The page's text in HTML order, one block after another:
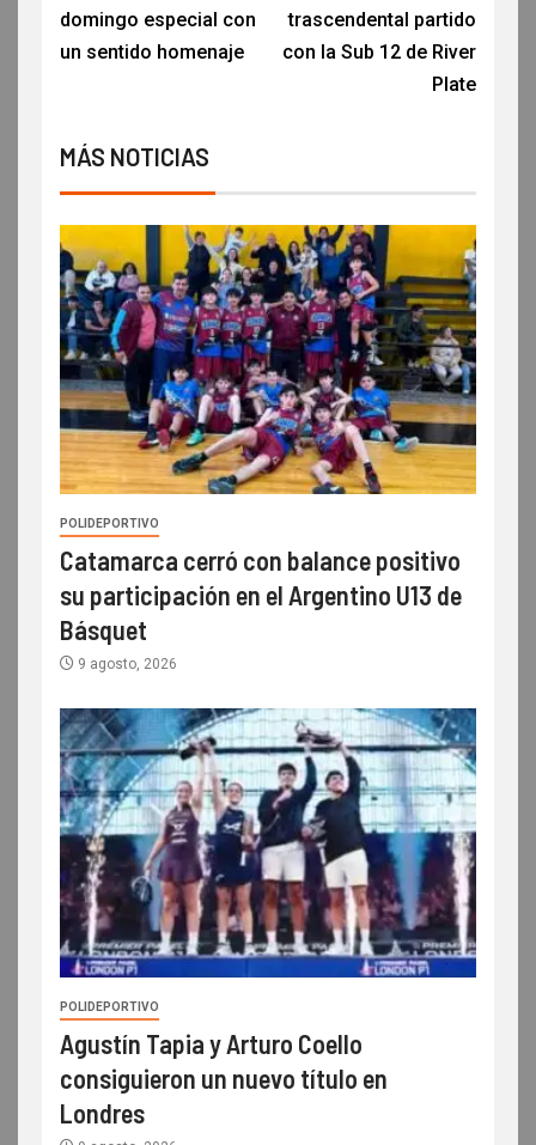
domingo especial con
un sentido homenaje
trascendental partido
con la Sub 12 de River
Plate
MÁS NOTICIAS
POLIDEPORTIVO
Catamarca cerró con balance positivo
su participación en el Argentino U13 de
Básquet
9 agosto, 2026
POLIDEPORTIVO
Agustín Tapia y Arturo Coello
consiguieron un nuevo título en
Londres